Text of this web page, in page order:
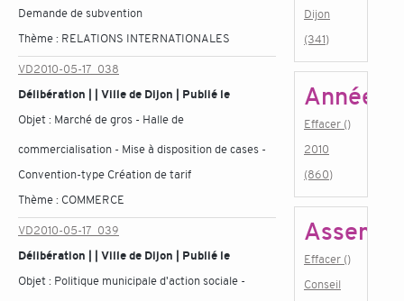
Demande de subvention
Thème : RELATIONS INTERNATIONALES
VD2010-05-17_038
Délibération | | Ville de Dijon | Publié le
Objet : Marché de gros - Halle de
commercialisation - Mise à disposition de cases -
Convention-type Création de tarif
Thème : COMMERCE
VD2010-05-17_039
Délibération | | Ville de Dijon | Publié le
Objet : Politique municipale d'action sociale -
Dijon
(341)
Année
Effacer ()
2010
(860)
Effacer ()
Conseil